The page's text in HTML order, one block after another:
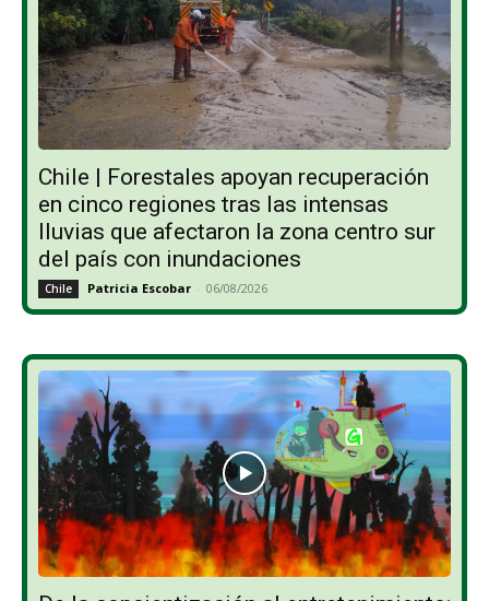
Chile | Forestales apoyan recuperación
en cinco regiones tras las intensas
lluvias que afectaron la zona centro sur
del país con inundaciones
Chile Patricia Escobar - 06/08/2026